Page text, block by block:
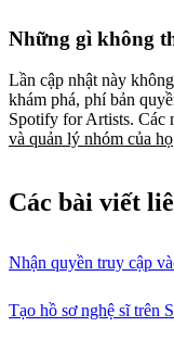
Những gì không
Lần cập nhật này
khám phá, phí bản
Spotify for Artists. Các
và quản lý nhóm của họ
Các bài viết
Nhận quyền truy cập
Tạo hồ sơ nghệ sĩ trên